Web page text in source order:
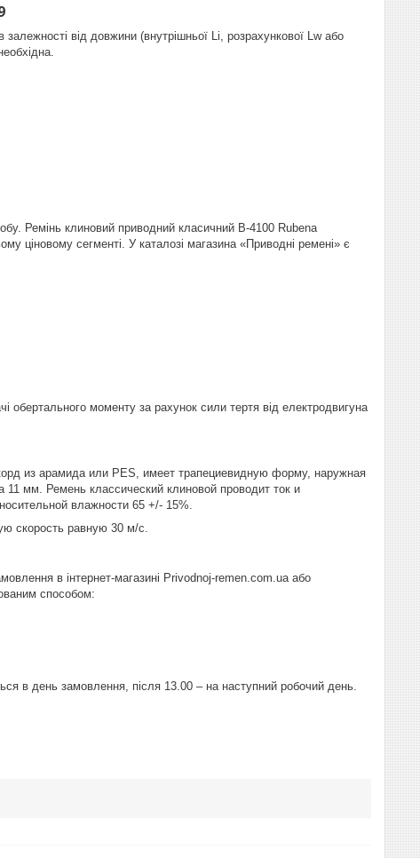
від довжини (внутрішньої Li, розрахункової Lw або
Ремінь клиновий приводний класичний B-4100 Rubena
ціновому сегменті. У каталозі магазина «Приводні ремені» є
моменту за рахунок сили тертя від електродвигуна
из арамида или PES, имеет трапециевидную форму, наружная
мм. Ремень классический клиновой проводит ток и
влажности 65 +/- 15%.
скорость равную 30 м/с.
в інтернет-магазині Рrivodnoj-remen.com.ua або
способом:
в день замовлення, після 13.00 – на наступний робочий день.